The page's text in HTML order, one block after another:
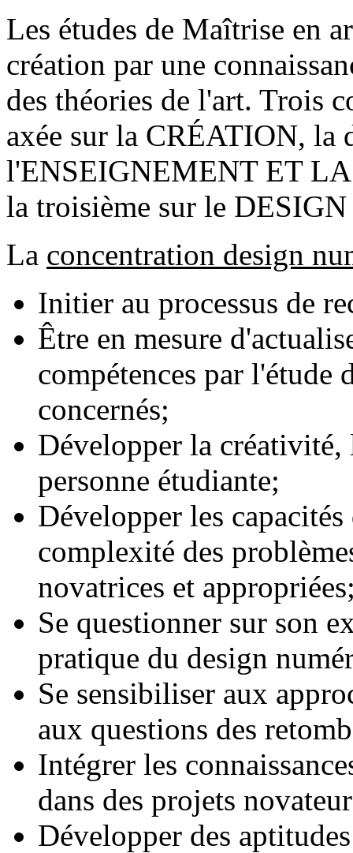
Les études de Maîtrise en
création par une
des théories de l'art. Trois
axée sur la CRÉATION, la
l'ENSEIGNEMENT ET
la troisième sur le
La concentration design
Initier au processus de
Être en mesure
compétences par l'étude
concernés;
Développer la
personne étudiante;
Développer les
complexité des
novatrices et
Se questionner sur son
pratique du design
Se sensibiliser aux
aux questions des
Intégrer les
dans des projets
Développer des